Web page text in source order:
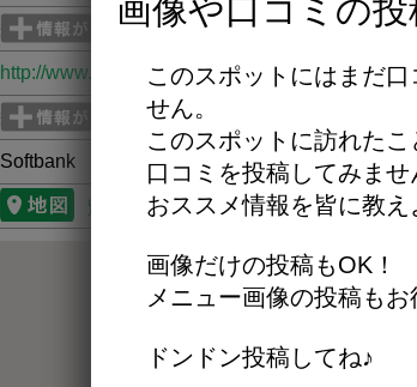
http://www.hondacars-tokyochuo.co.jp/
Softbank
別のタブで開きます 位置情報を更新
画像や口コミの
このスポットにはまだ
せん。
このスポットに訪れた
口コミを投稿してみませ
おススメ情報を皆に教え
画像だけの投稿もOK！
メニュー画像の投稿もお
ドンドン投稿してね♪